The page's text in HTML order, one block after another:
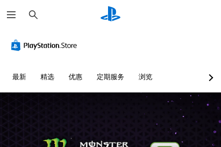
索
最新 精选 优惠 定期服务 浏览